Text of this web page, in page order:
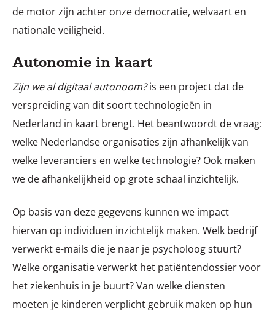
de motor zijn achter onze democratie, welvaart en
nationale veiligheid.
Autonomie in kaart
Zijn we al digitaal autonoom?is een project dat de
verspreiding van dit soort technologieën in
Nederland in kaart brengt. Het beantwoordt de vraag:
welke Nederlandse organisaties zijn afhankelijk van
welke leveranciers en welke technologie? Ook maken
we de afhankelijkheid op grote schaal inzichtelijk.
Op basis van deze gegevens kunnen we impact
hiervan op individuen inzichtelijk maken. Welk bedrijf
verwerkt e-mails die je naar je psycholoog stuurt?
Welke organisatie verwerkt het patiëntendossier voor
het ziekenhuis in je buurt? Van welke diensten
moeten je kinderen verplicht gebruik maken op hun